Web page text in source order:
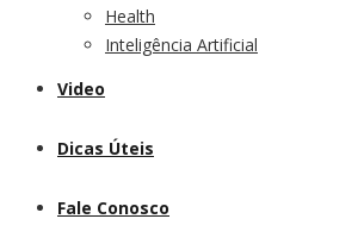
Health
Inteligência Artificial
Video
Dicas Úteis
Fale Conosco